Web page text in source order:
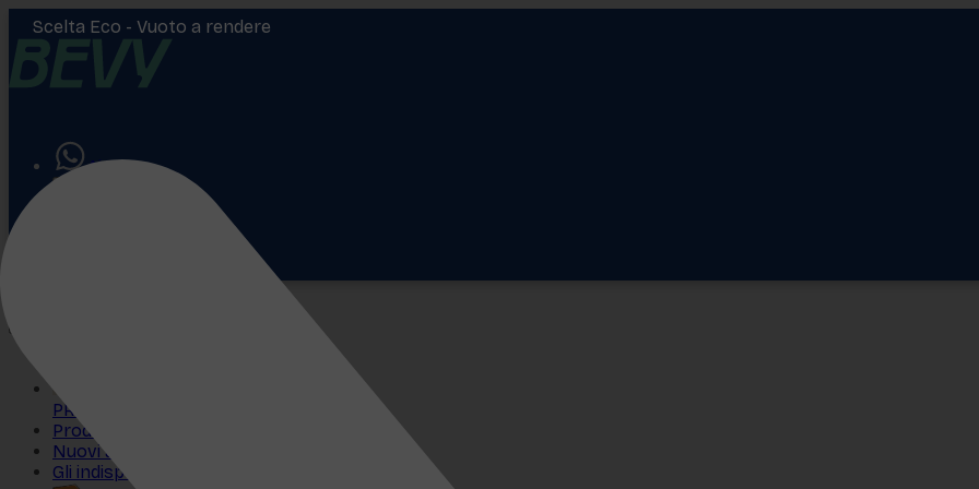
Aiuto
PROMO
Prodotti più venduti
Nuovi arrivi
Gli indispensabili
Scelta Eco - Vuoto a rendere